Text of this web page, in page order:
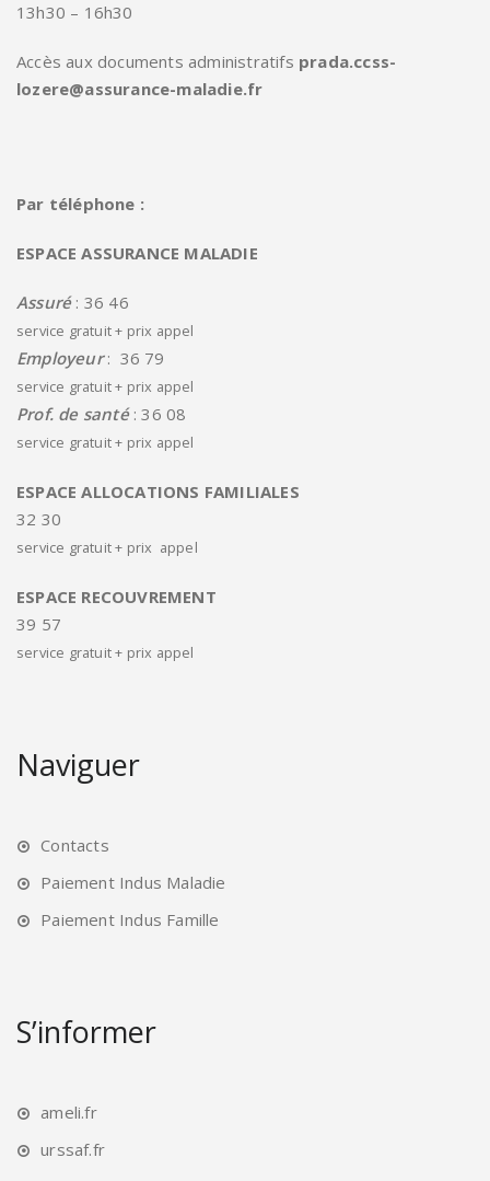
13h30 – 16h30
Accès aux documents administratifs prada.ccss-
lozere@assurance-maladie.fr
Par téléphone :
ESPACE ASSURANCE MALADIE
Assuré: 36 46
service gratuit + prix appel
Employeur: 36 79
service gratuit + prix appel
Prof. de santé: 36 08
service gratuit + prix appel
ESPACE ALLOCATIONS FAMILIALES
32 30
service gratuit + prix appel
ESPACE RECOUVREMENT
39 57
service gratuit + prix appel
Naviguer
Contacts
Paiement Indus Maladie
Paiement Indus Famille
S’informer
ameli.fr
urssaf.fr